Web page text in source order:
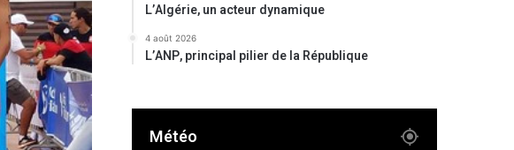
L’Algérie, un acteur dynamique
4 août 2026
L’ANP, principal pilier de la République
Météo